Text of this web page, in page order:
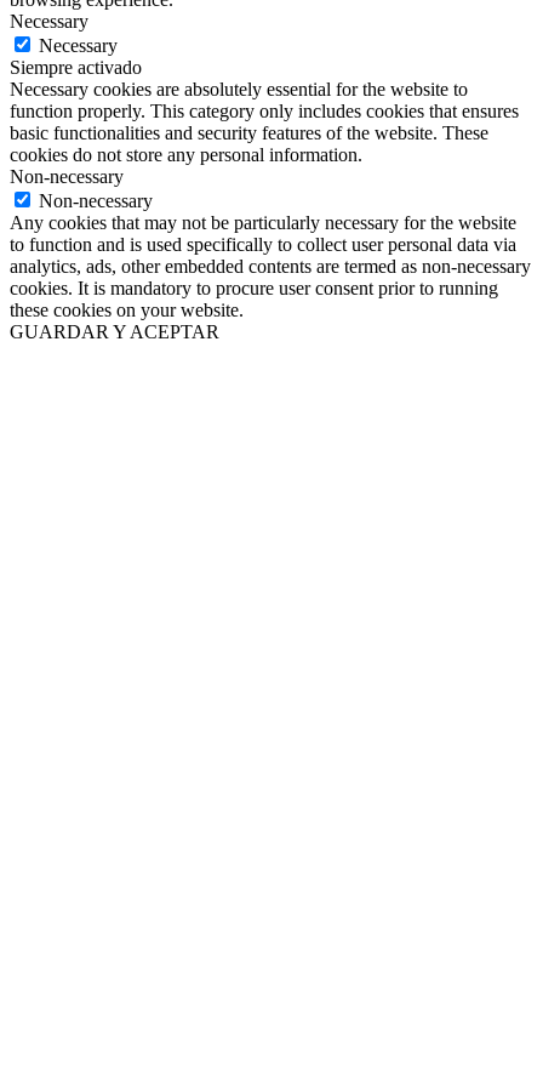
Necessary
Necessary
Siempre activado
Necessary cookies are absolutely essential for the website to
function properly. This category only includes cookies that ensures
basic functionalities and security features of the website. These
cookies do not store any personal information.
Non-necessary
Non-necessary
Any cookies that may not be particularly necessary for the website
to function and is used specifically to collect user personal data via
analytics, ads, other embedded contents are termed as non-necessary
cookies. It is mandatory to procure user consent prior to running
these cookies on your website.
GUARDAR Y ACEPTAR